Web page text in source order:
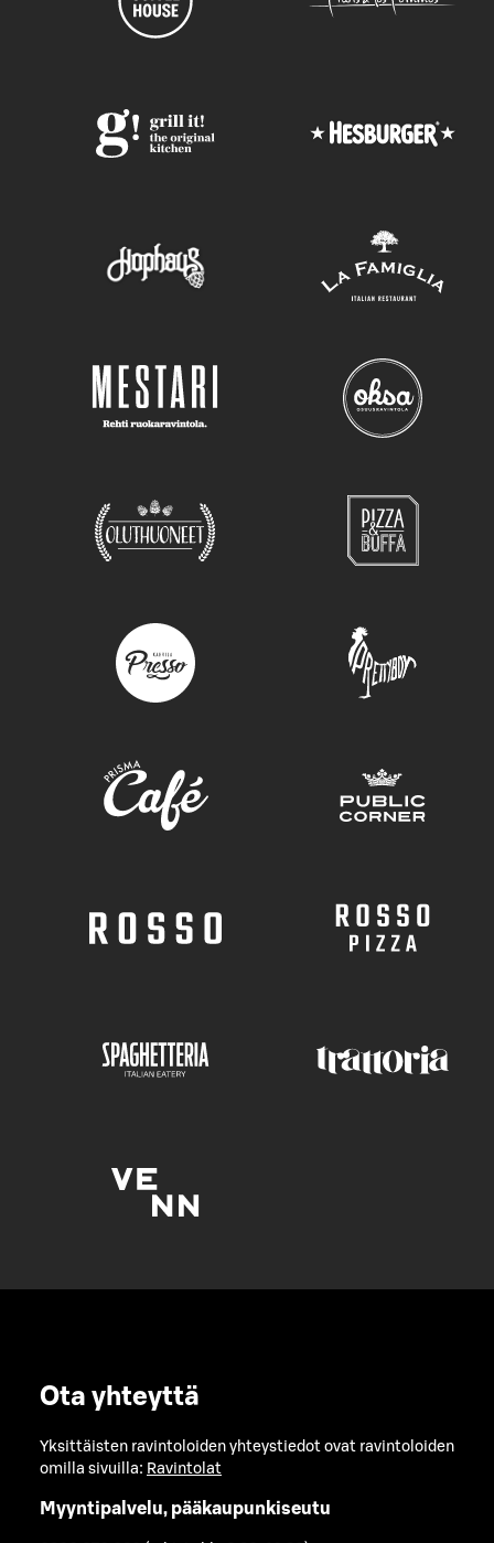
Ota yhteyttä
Yksittäisten ravintoloiden yhteystiedot ovat ravintoloiden
omilla sivuilla: Ravintolat
Myyntipalvelu, pääkaupunkiseutu